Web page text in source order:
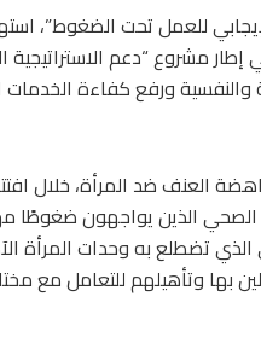
للعمل تحت الضغوط”،
مشروع “دعم الاستراتيجية
ورفع كفاءة
العنف ضد المرأة، خلال
الصحي الذين يواجهون ضغوطًا
الذي تضطلع به وحدات المرأة
بها وتأهيلهم للتعامل مع